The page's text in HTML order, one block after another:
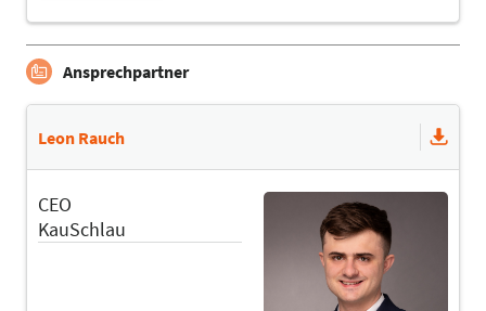
20.09.2025 | 12:15 - 12:45
Moritz Scherer
Deutsch
Ergotherapeuten | Heilpraktiker | Logopäden/
Sprachtherapeuten | Management | Physiotherapeuten |
Ärzte
Ansprechpartner
Leon Rauch
CEO
KauSchlau